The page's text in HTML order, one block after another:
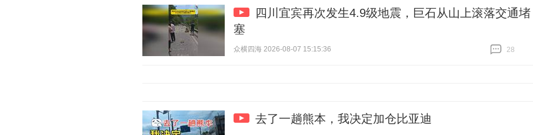
四川宜宾再次发生4.9级地震，巨石从山上滚落交通堵
塞
众横四海 2026-08-07 15:15:36
28
去了一趟熊本，我决定加仓比亚迪